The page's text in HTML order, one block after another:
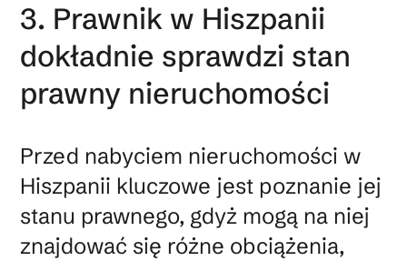
3. Prawnik w Hiszpanii
dokładnie sprawdzi stan
prawny nieruchomości
Przed nabyciem nieruchomości w
Hiszpanii kluczowe jest poznanie jej
stanu prawnego, gdyż mogą na niej
znajdować się różne obciążenia,